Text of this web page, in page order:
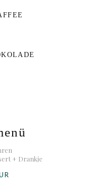
+ Drankje